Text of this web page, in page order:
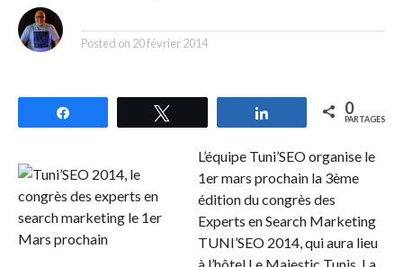
Posted on 20 février 2014
Partagez 0
PARTAGES
L’équipe Tuni’SEO organise le
1er mars prochain la 3ème
édition du congrès des
Experts en Search Marketing
TUNI’SEO 2014, qui aura lieu